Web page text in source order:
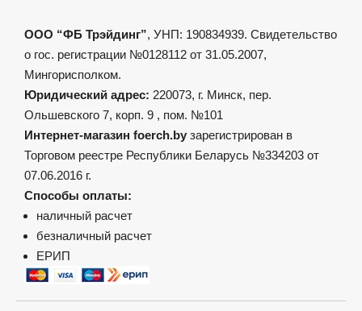
ООО “ФБ Трэйдинг”, УНП: 190834939. Свидетельство
о гос. регистрации №0128112 от 31.05.2007,
Мингорисполком.
Юридический адрес: 220073, г. Минск, пер.
Ольшевского 7, корп. 9 , пом. №101
Интернет-магазин foerch.by зарегистрирован в
Торговом реестре Республики Беларусь №334203 от
07.06.2016 г.
Способы оплаты:
наличный расчет
безналичный расчет
ЕРИП